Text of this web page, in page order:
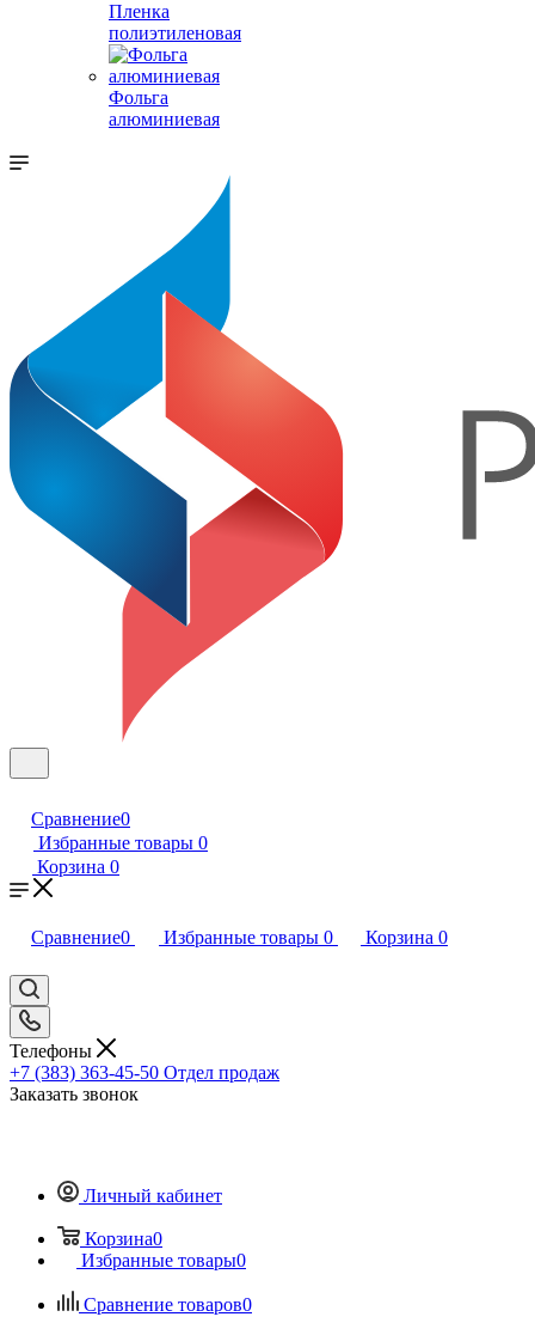
Пленка
полиэтиленовая
Фольга
алюминиевая
Сравнение0
Избранные товары 0
Корзина 0
Сравнение0 Избранные товары 0 Корзина 0
Телефоны
+7 (383) 363-45-50 Отдел продаж
Заказать звонок
Личный кабинет
Корзина0
Избранные товары0
Сравнение товаров0